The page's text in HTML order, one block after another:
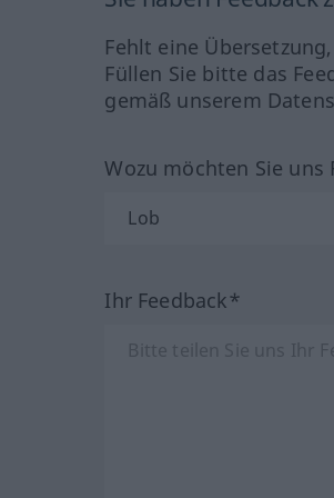
Fehlt eine
Füllen Sie bitte das
gemäß unserem
Wozu möchten Sie uns
Ihr Feedback*